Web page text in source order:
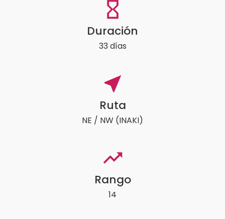
Duración
33 días
Ruta
NE / NW (INAKI)
Rango
14